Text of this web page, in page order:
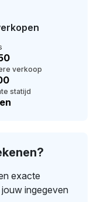
verkoop
statijd
exacte
ingegeven